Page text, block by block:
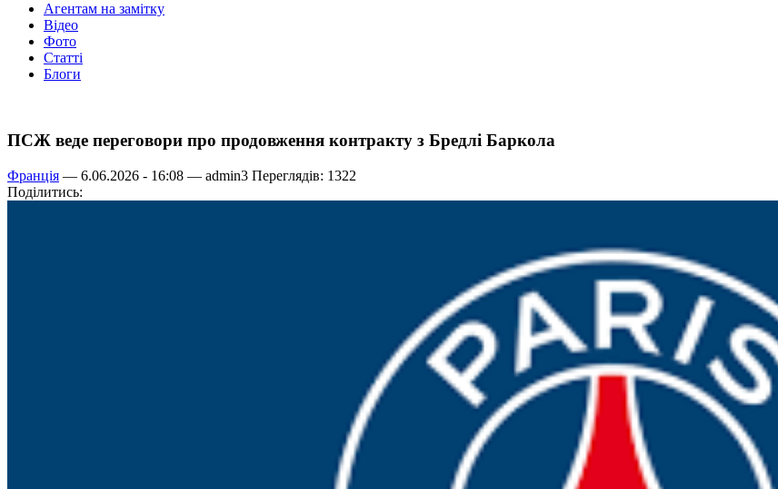
Агентам на замітку
Відео
Фото
Статті
Блоги
ПСЖ веде переговори про продовження контракту з Бредлі Баркола
Франція — 6.06.2026 - 16:08 — admin3 Переглядів: 1322
Поділитись: